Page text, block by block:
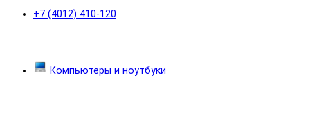
+7 (4012) 410-120
Компьютеры и ноутбуки